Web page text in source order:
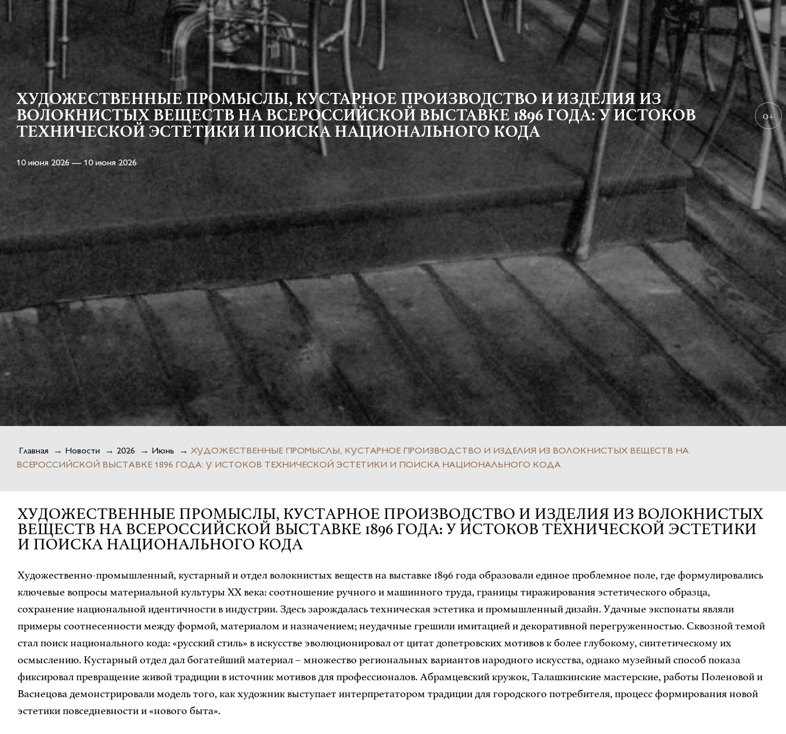
ХУДОЖЕСТВЕННЫЕ ПРОМЫСЛЫ, КУСТАРНОЕ ПРОИЗВОДСТВО И ИЗДЕЛИЯ ИЗ
ВОЛОКНИСТЫХ ВЕЩЕСТВ НА ВСЕРОССИЙСКОЙ ВЫСТАВКЕ 1896 ГОДА: У ИСТОКОВ
ТЕХНИЧЕСКОЙ ЭСТЕТИКИ И ПОИСКА НАЦИОНАЛЬНОГО КОДА
10 июня 2026 — 10 июня 2026
0+
Главная → Новости → 2026 → Июнь → ХУДОЖЕСТВЕННЫЕ ПРОМЫСЛЫ, КУСТАРНОЕ ПРОИЗВОДСТВО И ИЗДЕЛИЯ ИЗ ВОЛОКНИСТЫХ ВЕЩЕСТВ НА
ВСЕРОССИЙСКОЙ ВЫСТАВКЕ 1896 ГОДА: У ИСТОКОВ ТЕХНИЧЕСКОЙ ЭСТЕТИКИ И ПОИСКА НАЦИОНАЛЬНОГО КОДА
ХУДОЖЕСТВЕННЫЕ ПРОМЫСЛЫ, КУСТАРНОЕ ПРОИЗВОДСТВО И ИЗДЕЛИЯ ИЗ ВОЛОКНИСТЫХ
ВЕЩЕСТВ НА ВСЕРОССИЙСКОЙ ВЫСТАВКЕ 1896 ГОДА: У ИСТОКОВ ТЕХНИЧЕСКОЙ ЭСТЕТИКИ
И ПОИСКА НАЦИОНАЛЬНОГО КОДА
Художественно-промышленный, кустарный и отдел волокнистых веществ на выставке 1896 года образовали единое проблемное поле, где формулировались
ключевые вопросы материальной культуры XX века: соотношение ручного и машинного труда, границы тиражирования эстетического образца,
сохранение национальной идентичности в индустрии. Здесь зарождалась техническая эстетика и промышленный дизайн. Удачные экспонаты являли
примеры соотнесенности между формой, материалом и назначением; неудачные грешили имитацией и декоративной перегруженностью. Сквозной темой
стал поиск национального кода: «русский стиль» в искусстве эволюционировал от цитат допетровских мотивов к более глубокому, синтетическому их
осмыслению. Кустарный отдел дал богатейший материал – множество региональных вариантов народного искусства, однако музейный способ показа
фиксировал превращение живой традиции в источник мотивов для профессионалов. Абрамцевский кружок, Талашкинские мастерские, работы Поленовой и
Васнецова демонстрировали модель того, как художник выступает интерпретатором традиции для городского потребителя, процесс формирования новой
эстетики повседневности и «нового быта».